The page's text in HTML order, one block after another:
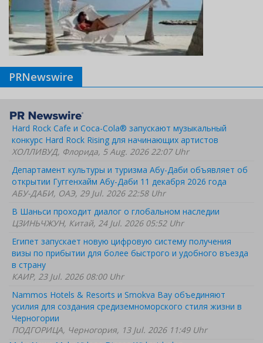
PRNewswire
Hard Rock Cafe и Coca-Cola® запускают музыкальный
конкурс Hard Rock Rising для начинающих артистов
ХОЛЛИВУД, Флорида, 5 Aug. 2026 22:07 Uhr
Департамент культуры и туризма Абу-Даби объявляет об
открытии Гуггенхайм Абу-Даби 11 декабря 2026 года
АБУ-ДАБИ, ОАЭ, 29 Jul. 2026 22:58 Uhr
В Шаньси проходит диалог о глобальном наследии
ЦЗИНЬЧЖУН, Китай, 24 Jul. 2026 05:52 Uhr
Египет запускает новую цифровую систему получения
визы по прибытии для более быстрого и удобного въезда
в страну
КАИР, 23 Jul. 2026 08:00 Uhr
Nammos Hotels & Resorts и Smokva Bay объединяют
усилия для создания средиземноморского стиля жизни в
Черногории
ПОДГОРИЦА, Черногория, 13 Jul. 2026 11:49 Uhr